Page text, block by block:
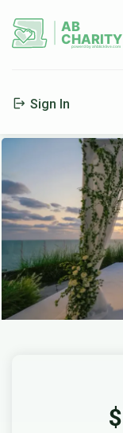
AB
CHARITY
powerd by ahblicklive.com
Sign In
$